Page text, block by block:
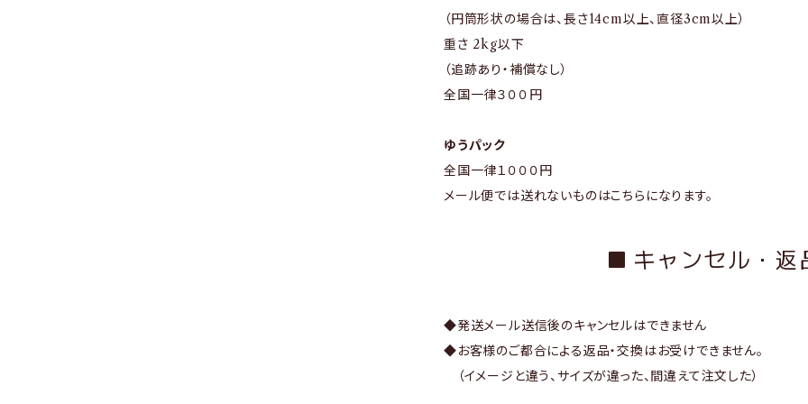
（円筒形状の場合は、長さ14cm以上、直径3cm以上）
重さ 2kg以下
（追跡あり・補償なし）
全国一律３００円
ゆうパック
全国一律１０００円
メール便では送れないものはこちらになります。
キャンセル・返
◆発送メール送信後のキャンセルはできません
◆お客様のご都合による返品・交換はお受けできません。
（イメージと違う、サイズが違った、間違えて注文した）